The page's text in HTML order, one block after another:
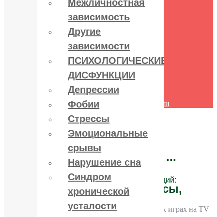
поведения
Межличностная зависимость
ПСИХОЛОГИЧЕСКИЕ
ДИСФУНКЦИИ
Депрессии
Фобии
Эмоциональные срывы
Нарушение сна
Синдром хронической усталости
Другие психологические дисфункции
Лечение зависимостей:
алко, нарко, игро ...
и психологических дисфункций:
депрессии, стрессы,
фобии ...
Комментариик записи Об азартных играх на TV
Межличностная
зависимость
Другие
зависимости
ПСИХОЛОГИЧЕСКИЕ
ДИСФУНКЦИИ
Депрессии
Фобии
Стрессы
Эмоциональные
срывы
Нарушение сна
Синдром
хронической
усталости